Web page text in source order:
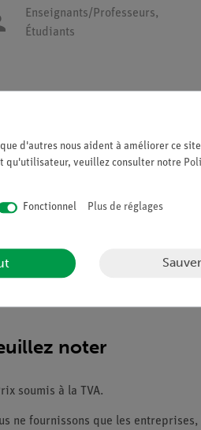
Enseignants/Professeurs,
Étudiants
noter
soumis à la TVA.
ne fournissons que les
d'autres nous aident à améliorer ce
qu'utilisateur, veuillez consulter notre
Fonctionnel Plus de réglages